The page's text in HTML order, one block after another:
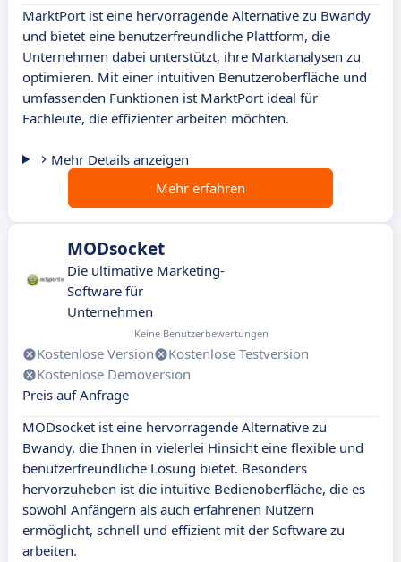
MarktPort ist eine hervorragende Alternative zu Bwandy
und bietet eine benutzerfreundliche Plattform, die
Unternehmen dabei unterstützt, ihre Marktanalysen zu
optimieren. Mit einer intuitiven Benutzeroberfläche und
umfassenden Funktionen ist MarktPort ideal für
Fachleute, die effizienter arbeiten möchten.
Mehr Details anzeigen
Mehr erfahren
MODsocket
Die ultimative Marketing-
Software für
Unternehmen
Keine Benutzerbewertungen
Kostenlose Version
Kostenlose Testversion
Kostenlose Demoversion
Preis auf Anfrage
MODsocket ist eine hervorragende Alternative zu
Bwandy, die Ihnen in vielerlei Hinsicht eine flexible und
benutzerfreundliche Lösung bietet. Besonders
hervorzuheben ist die intuitive Bedienoberfläche, die es
sowohl Anfängern als auch erfahrenen Nutzern
ermöglicht, schnell und effizient mit der Software zu
arbeiten.